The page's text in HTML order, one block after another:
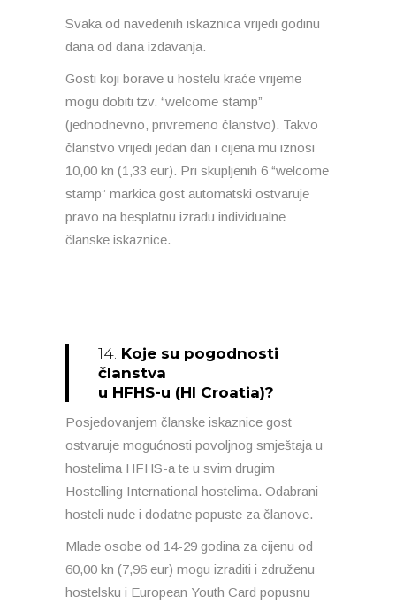
Svaka od navedenih iskaznica vrijedi godinu
dana od dana izdavanja.
Gosti koji borave u hostelu kraće vrijeme
mogu dobiti tzv. “welcome stamp”
(jednodnevno, privremeno članstvo). Takvo
članstvo vrijedi jedan dan i cijena mu iznosi
10,00 kn (1,33 eur). Pri skupljenih 6 “welcome
stamp” markica gost automatski ostvaruje
pravo na besplatnu izradu individualne
članske iskaznice.
14. Koje su pogodnosti
članstva
u HFHS-u (HI Croatia)?
Posjedovanjem članske iskaznice gost
ostvaruje mogućnosti povoljnog smještaja u
hostelima HFHS-a te u svim drugim
Hostelling International hostelima. Odabrani
hosteli nude i dodatne popuste za članove.
Mlade osobe od 14-29 godina za cijenu od
60,00 kn (7,96 eur) mogu izraditi i združenu
hostelsku i European Youth Card popusnu